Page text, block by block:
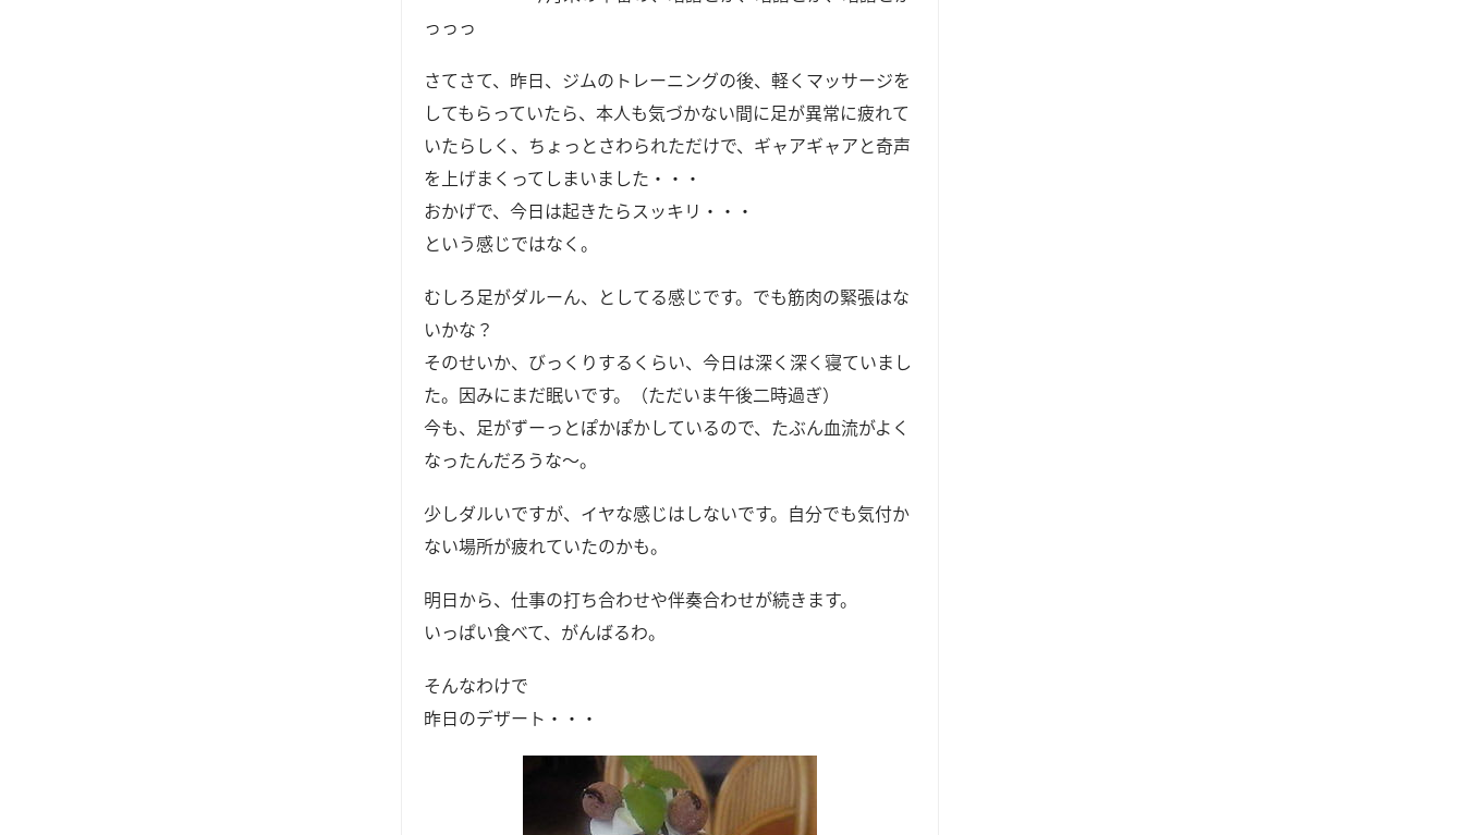
っっっ
さてさて、昨日、ジムのトレーニングの後、軽くマッサージを
してもらっていたら、本人も気づかない間に足が異常に疲れて
いたらしく、ちょっとさわられただけで、ギャアギャアと奇声
を上げまくってしまいました・・・
おかげで、今日は起きたらスッキリ・・・
という感じではなく。
むしろ足がダルーん、としてる感じです。でも筋肉の緊張はな
いかな？
そのせいか、びっくりするくらい、今日は深く深く寝ていまし
た。因みにまだ眠いです。（ただいま午後二時過ぎ）
今も、足がずーっとぽかぽかしているので、たぶん血流がよく
なったんだろうな～。
少しダルいですが、イヤな感じはしないです。自分でも気付か
ない場所が疲れていたのかも。
明日から、仕事の打ち合わせや伴奏合わせが続きます。
いっぱい食べて、がんばるわ。
そんなわけで
昨日のデザート・・・